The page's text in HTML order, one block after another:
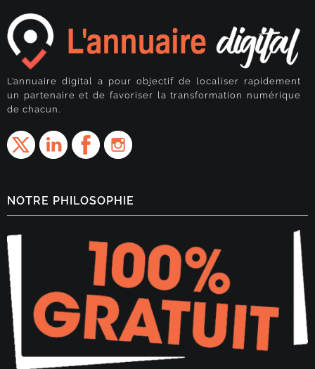
L’annuaire digital a pour objectif de localiser rapidement
un partenaire et de favoriser la transformation numérique
de chacun.
NOTRE PHILOSOPHIE